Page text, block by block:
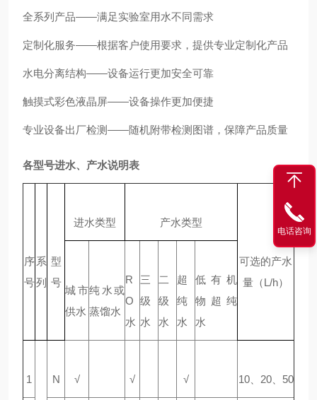
全系列产品——满足实验室用水不同需求
定制化服务——根据客户使用要求，提供专业定制化产品
水电分离结构——设备运行更加安全可靠
触摸式彩色液晶屏——设备操作更加便捷
专业设备出厂检测——随机附带检测图谱，保障产品质量
各型号进水、产水说明表
序
号
系
列
型
号
进水类型 产水类型
可选的产水
量（L/h）
城市
供水
纯水或
蒸馏水
R
O
水
三
级
水
二
级
水
超
纯
水
低有机
物超纯
水
1 N √ √ √ 10、20、50
电话咨询